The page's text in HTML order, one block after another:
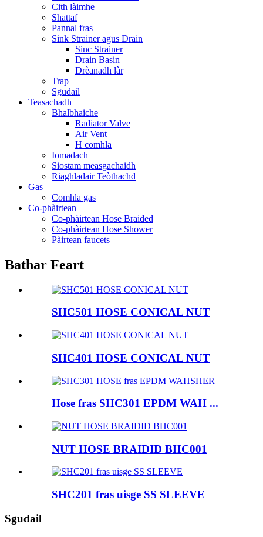
Cith làimhe
Shattaf
Pannal fras
Sink Strainer agus Drain
Sinc Strainer
Drain Basin
Drèanadh làr
Trap
Sgudail
Teasachadh
Bhalbhaiche
Radiator Valve
Air Vent
H comhla
Iomadach
Siostam measgachaidh
Riaghladair Teòthachd
Gas
Comhla gas
Co-phàirtean
Co-phàirtean Hose Braided
Co-phàirtean Hose Shower
Pàirtean faucets
Bathar Feart
SHC501 HOSE CONICAL NUT
SHC401 HOSE CONICAL NUT
Hose fras SHC301 EPDM WAH ...
NUT HOSE BRAIDID BHC001
SHC201 fras uisge SS SLEEVE
Sgudail